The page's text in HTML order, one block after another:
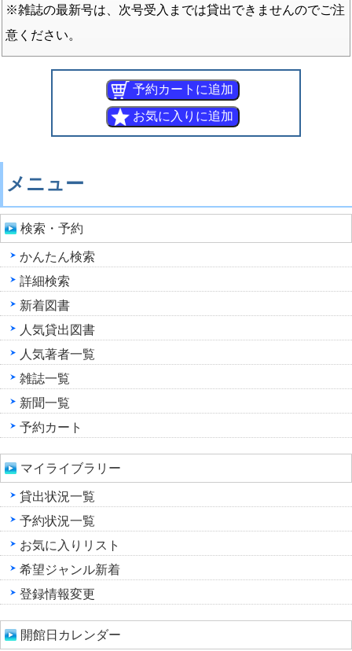
※雑誌の最新号は、次号受入までは貸出できませんのでご注
意ください。
メニュー
検索・予約
かんたん検索
詳細検索
新着図書
人気貸出図書
人気著者一覧
雑誌一覧
新聞一覧
予約カート
マイライブラリー
貸出状況一覧
予約状況一覧
お気に入りリスト
希望ジャンル新着
登録情報変更
開館日カレンダー